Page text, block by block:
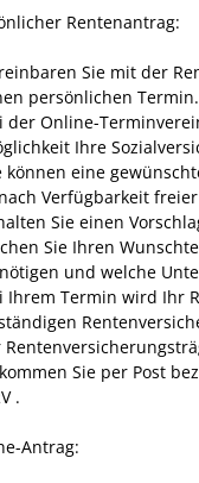
Rentenantrag:
Sie mit der
persönlichen Termin.
der Online-
Ihre
können eine
nach Verfügbarkeit
Sie einen
Sie Ihren
und welche
Ihrem Termin wird Ihr
Sie per Post
.
Antrag: